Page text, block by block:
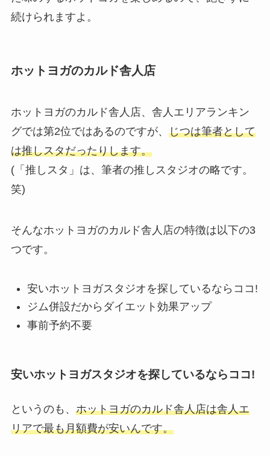
続けられますよ。
ホットヨガのカルド舎人店
ホットヨガのカルド舎人店、舎人エリアランキン
グでは第2位ではあるのですが、 じつは筆者として
は推しスタだったりします。
(「推しスタ」は、筆者の推しスタジオの略です。
笑)
そんなホットヨガのカルド舎人店の特徴は以下の3
つです。
安いホットヨガスタジオを探しているならココ!
ジム併設だからダイエット効果アップ
事前予約不要
安いホットヨガスタジオを探しているならココ!
というのも、 ホットヨガのカルド舎人店は舎人エ
リアで最も月額費が安いんです。